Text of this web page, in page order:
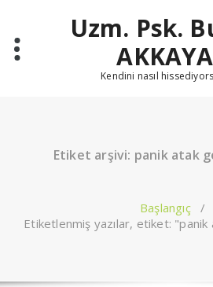
Uzm. Psk.
AKKAYA
Kendini nasıl
Etiket arşivi: panik atak
Başlangıç/
Etiketlenmiş yazılar, etiket: "panik